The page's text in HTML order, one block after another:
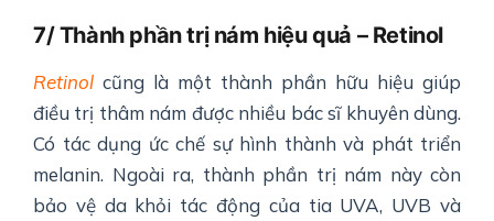
7/ Thành phần trị nám hiệu quả – Retinol
Retinol cũng là một thành phần hữu hiệu giúp
điều trị thâm nám được nhiều bác sĩ khuyên dùng.
Có tác dụng ức chế sự hình thành và phát triển
melanin. Ngoài ra, thành phần trị nám này còn
bảo vệ da khỏi tác động của tia UVA, UVB và